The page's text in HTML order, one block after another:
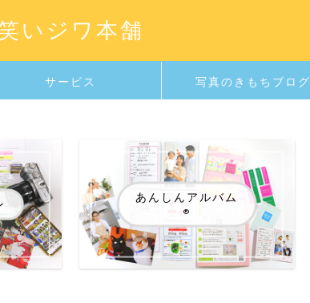
いジワ本舗
サービス 写真のきもちブログ
あんしんアルバム
®️